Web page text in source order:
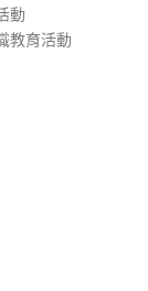
動
教育活動